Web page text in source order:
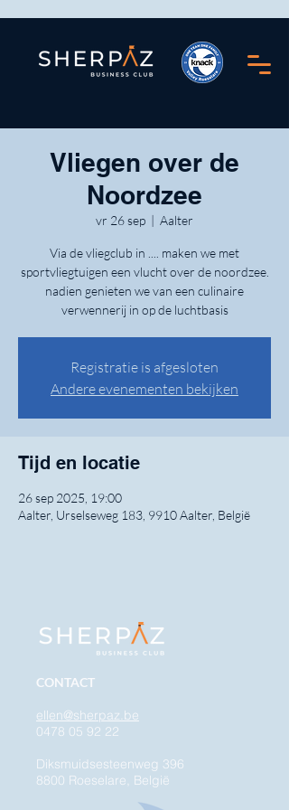
Vliegen over de
Noordzee
vr 26 sep
  |
Aalter
Via de vliegclub in .... maken we met
sportvliegtuigen een vlucht over de noordzee.
nadien genieten we van een culinaire
verwennerij in op de luchtbasis
Registratie is afgesloten
Andere evenementen bekijken
Tijd en locatie
26 sep 2025, 19:00
Aalter, Urselseweg 183, 9910 Aalter, België
CONTACT
ellen@sherpaz.be
0478 05 92 22
Diksmuidsesteenweg 396
8800 Roeselare, België